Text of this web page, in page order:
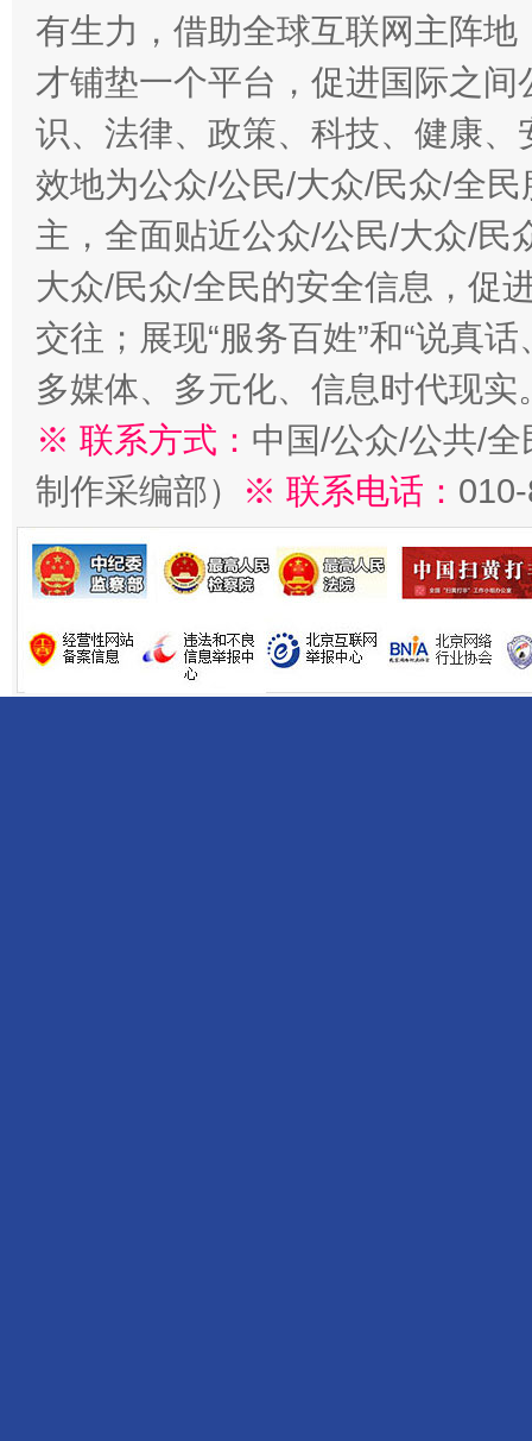
有生力，借助全球互联网主阵
才铺垫一个平台，促进国际之
识、法律、政策、科技、健康
效地为公众/公民/大众/民众/全
主，全面贴近公众/公民/大众/民
大众/民众/全民的安全信息，促
交往；展现“服务百姓”和“说真
多媒体、多元化、信息时代现实
※ 联系方式： 中国/公众/公共/
制作采编部）
※ 联系电话：